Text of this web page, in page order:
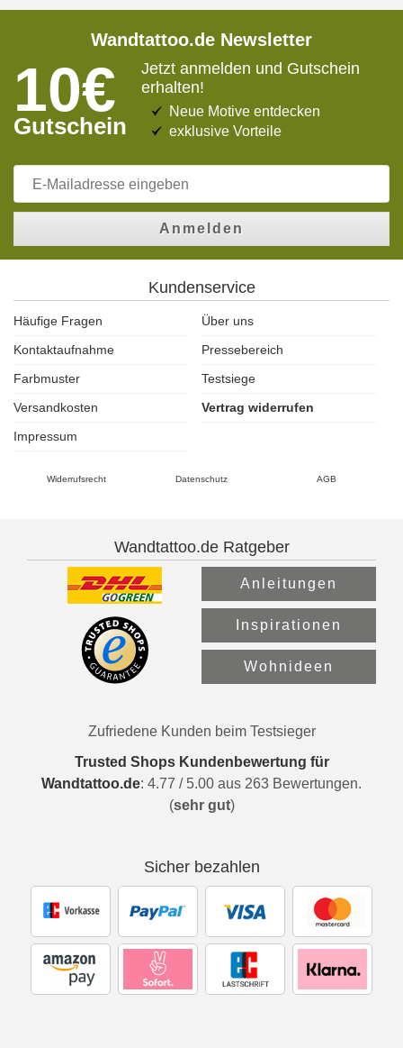
Wandtattoo.de Newsletter
10€
Gutschein
Jetzt anmelden und Gutschein
erhalten!
Neue Motive entdecken
exklusive Vorteile
Anmelden
Kundenservice
Häufige Fragen
Über uns
Kontaktaufnahme
Pressebereich
Farbmuster
Testsiege
Versandkosten
Vertrag widerrufen
Impressum
Widerrufsrecht Datenschutz AGB
Wandtattoo.de Ratgeber
Anleitungen
Inspirationen
Wohnideen
Zufriedene Kunden beim Testsieger
Trusted Shops Kundenbewertung für
Wandtattoo.de: 4.77 / 5.00 aus 263 Bewertungen.
(sehr gut)
Sicher bezahlen